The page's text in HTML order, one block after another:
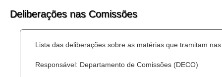
Deliberações nas Comissões
Lista das deliberações sobre as matérias que tramitam
Responsável: Departamento de Comissões (DECO)